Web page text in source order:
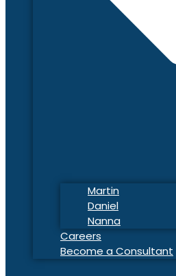
Martin
Daniel
Nanna
Careers
Become a Consultant